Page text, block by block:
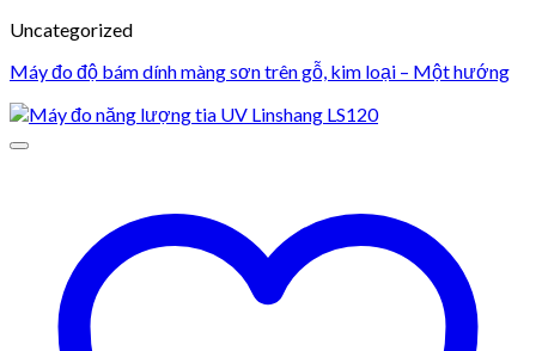
Uncategorized
Máy đo độ bám dính màng sơn trên gỗ, kim loại – Một hướng